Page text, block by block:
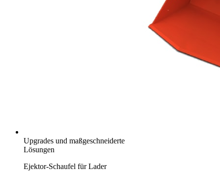
Upgrades und maßgeschneiderte
Lösungen
Ejektor-Schaufel für Lader